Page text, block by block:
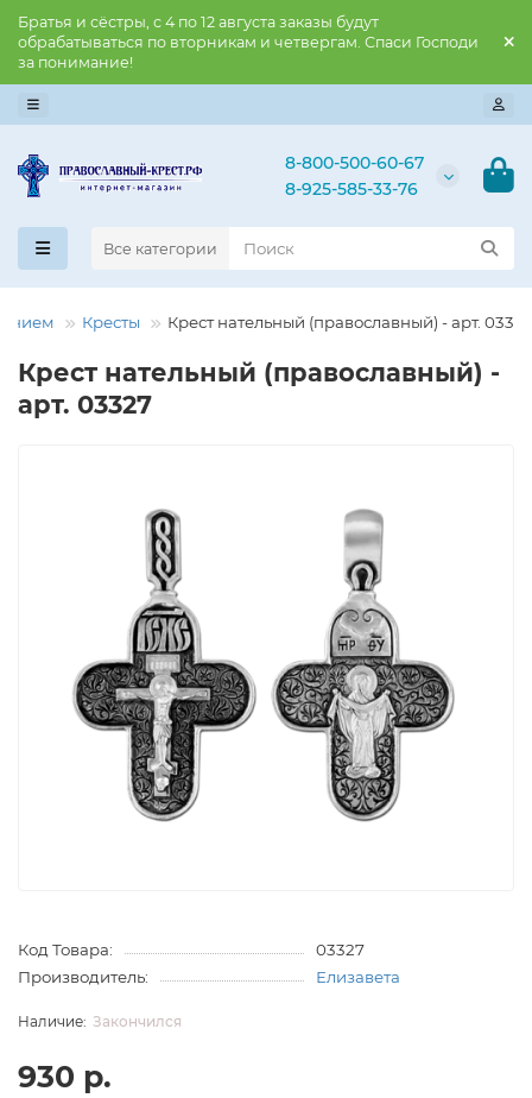
Братья и сёстры, с 4 по 12 августа заказы будут
обрабатываться по вторникам и четвергам. Спаси Господи
за понимание!
8-800-500-60-67
8-925-585-33-76
Все категории
Кресты Крест нательный (православный) - арт. 03327
Крест нательный (православный) -
арт. 03327
Код Товара:
03327
Производитель:
Елизавета
Закончился
930 р.